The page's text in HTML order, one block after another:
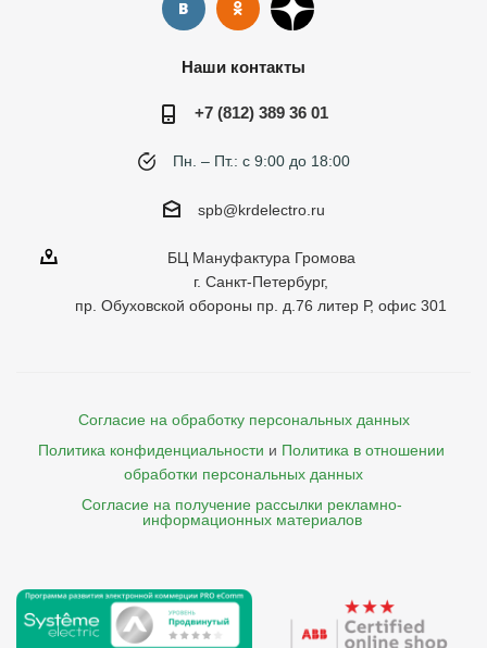
Наши контакты
+7 (812) 389 36 01
Пн. – Пт.: с 9:00 до 18:00
spb@krdelectro.ru
БЦ Мануфактура Громова
г. Санкт-Петербург,
пр. Обуховской обороны пр. д.76 литер Р, офис 301
Согласие на обработку персональных данных
Политика конфиденциальности и Политика в отношении
обработки персональных данных
Согласие на получение рассылки рекламно-
    информационных материалов